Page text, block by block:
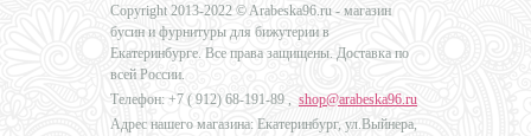
Copyright 2013-2022 © Arabeska96.ru - магазин
бусин и фурнитуры для бижутерии в
Екатеринбурге. Все права защищены. Доставка по
всей России.
Телефон: +7 ( 912) 68-191-89 , shop@arabeska96.ru
Адрес нашего магазина: Екатеринбург, ул.Выйнера,